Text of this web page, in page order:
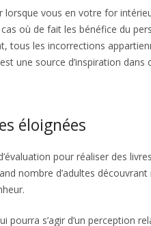
vous en votre for
où de fait les bénéfice du
tous les incorrections
une source d’inspiration
éloignées
pour réaliser des
nombre d’adultes
pourra s’agir d’un perception